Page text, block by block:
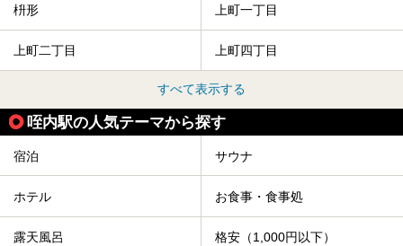
枡形 上町一丁目
上町二丁目 上町四丁目
すべて表示する
咥内駅の人気テーマから探す
宿泊 サウナ
ホテル お食事・食事処
露天風呂 格安（1,000円以下）